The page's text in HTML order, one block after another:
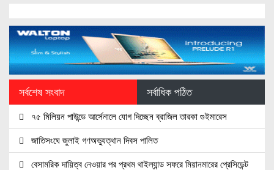
সর্বশেষ সংবাদ সর্বাধিক পঠিত
৭৫ মিলিয়ন পাউন্ডে আর্সেনালে যোগ দিচ্ছেন ব্রাজিল তারকা গুইমারেস
জাতিসংঘে জুলাই গণঅভ্যুত্থান দিবস পালিত
বেসামরিক দায়িত্ব নেওয়ার পর প্রথম থাইল্যান্ড সফরে মিয়ানমারের প্রেসিডেন্ট